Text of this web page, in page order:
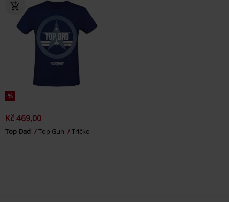
%
Kč 469,00
Top Dad Top Gun Tričko